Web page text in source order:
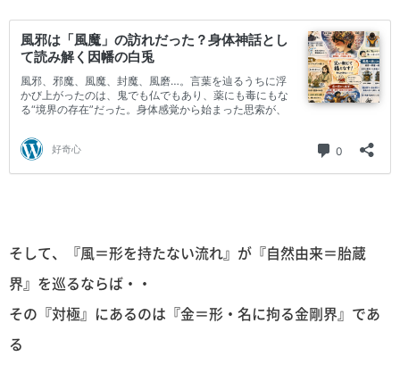
そして、『風＝形を持たない流れ』が『自然由来＝胎蔵
界』を巡るならば・・
その『対極』にあるのは『金＝形・名に拘る金剛界』であ
る